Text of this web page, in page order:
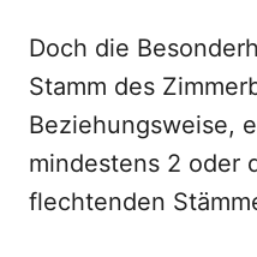
Doch die
Stamm des
Beziehungsweise,
mindestens 2 oder
flechtenden